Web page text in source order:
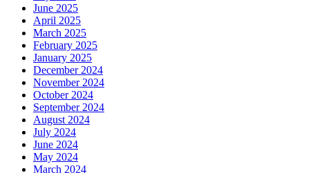
June 2025
April 2025
March 2025
February 2025
January 2025
December 2024
November 2024
October 2024
September 2024
August 2024
July 2024
June 2024
May 2024
March 2024